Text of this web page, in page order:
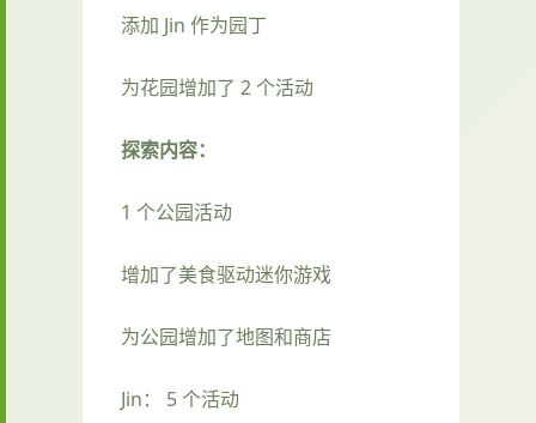
添加 Jin 作为园丁
为花园增加了 2 个活动
探索内容：
1 个公园活动
增加了美食驱动迷你游戏
为公园增加了地图和商店
Jin： 5 个活动